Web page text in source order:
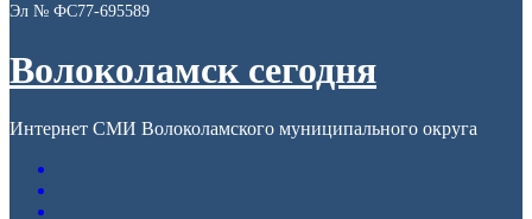
Эл № ФС77-695589
Волоколамск сегодня
Интернет СМИ Волоколамского муниципального округа